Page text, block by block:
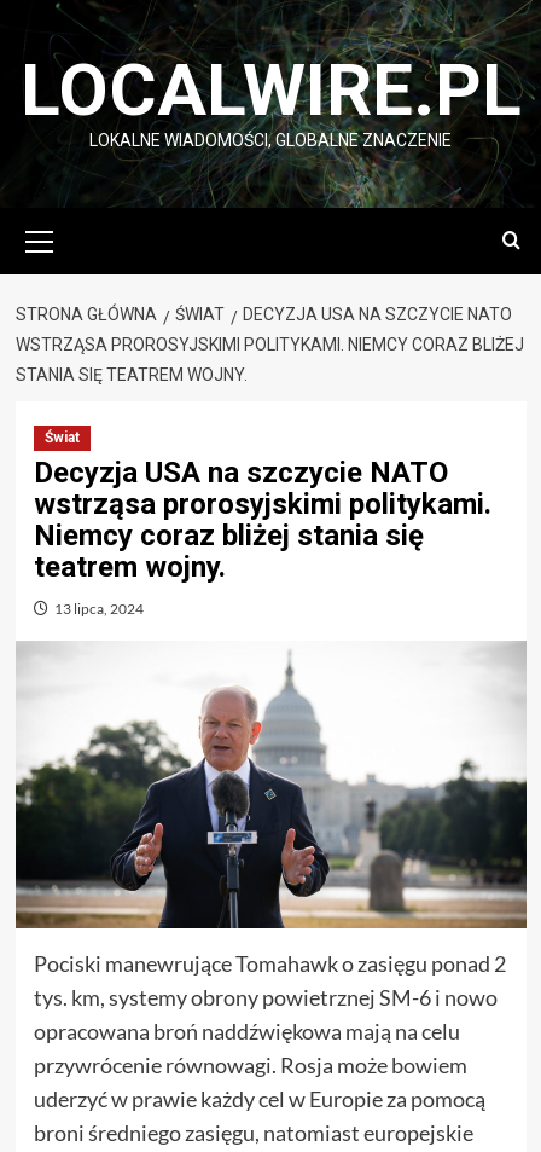
Przejdź
LOCALWIRE.PL
LOKALNE WIADOMOŚCI, GLOBALNE ZNACZENIE
główne
STRONA GŁÓWNA ŚWIAT
DECYZJA USA NA SZCZYCIE NATO
WSTRZĄSA PROROSYJSKIMI POLITYKAMI. NIEMCY CORAZ BLIŻEJ
STANIA SIĘ TEATREM WOJNY.
Świat
Decyzja USA na szczycie NATO
wstrząsa prorosyjskimi politykami.
Niemcy coraz bliżej stania się
teatrem wojny.
13 lipca, 2024
Pociski manewrujące Tomahawk o zasięgu ponad 2
tys. km, systemy obrony powietrznej SM-6 i nowo
opracowana broń naddźwiękowa mają na celu
przywrócenie równowagi. Rosja może bowiem
uderzyć w prawie każdy cel w Europie za pomocą
broni średniego zasięgu, natomiast europejskie